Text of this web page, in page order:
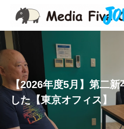
企業を知る
企業理念
代表挨拶
会社沿革
【2026年度5月】第二新
した【東京オフィス】